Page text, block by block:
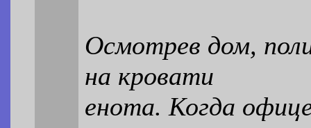
Осмотрев дом,
на кровати
енота. Когда